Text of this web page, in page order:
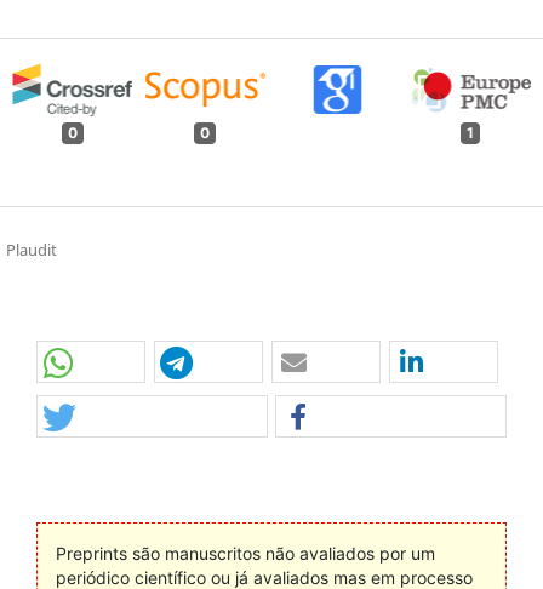
0 0 1
Plaudit
Preprints são manuscritos não avaliados por um
periódico científico ou já avaliados mas em processo